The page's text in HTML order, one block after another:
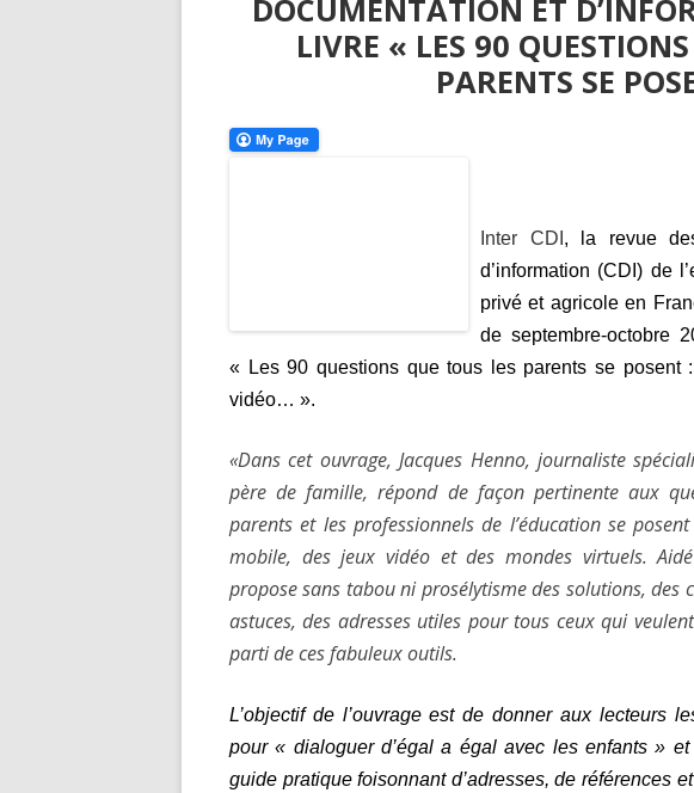
DOCUMENTATION ET
LIVRE « LES 90
PARENTS SE
Inter CDI, la revue
d’information (CDI) de
privé et agricole en
de septembre-octobre
« Les 90 questions que tous les parents se posent
vidéo… ».
«Dans cet ouvrage, Jacques Henno, journaliste
père de famille, répond de façon pertinente aux
parents et les professionnels de l’éducation se
mobile, des jeux vidéo et des mondes virtuels.
propose sans tabou ni prosélytisme des solutions, des
astuces, des adresses utiles pour tous ceux qui
parti de ces fabuleux outils.
L’objectif de l’ouvrage est de donner aux lecteurs
pour « dialoguer d’égal a égal avec les enfants »
guide pratique foisonnant d’adresses, de références